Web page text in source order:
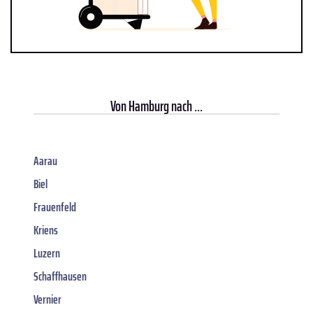
VonHamburgnach ...
Aarau
Biel
Frauenfeld
Kriens
Luzern
Schaffhausen
Vernier